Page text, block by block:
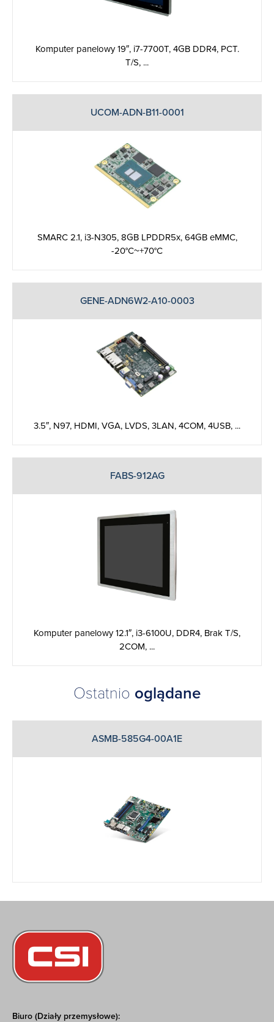
Komputer panelowy 19″, i7-­7700T, 4GB DDR4, PCT.
T/S, ...
UCOM-ADN-B11-0001
SMARC 2.1, i3-N305, 8GB LPDDR5x, 64GB eMMC,
-20°C~+70°C
GENE-ADN6W2-A10-0003
3.5″, N97, HDMI, VGA, LVDS, 3LAN, 4COM, 4USB, ...
FABS-912AG
Komputer panelowy 12.1″, i3-6100U, DDR4, Brak T/S,
2COM, ...
Ostatnio oglądane
ASMB-585G4-00A1E
Biuro (Działy przemysłowe):